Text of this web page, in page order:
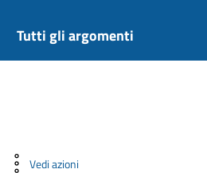
Tutti gli argomenti
Vedi azioni